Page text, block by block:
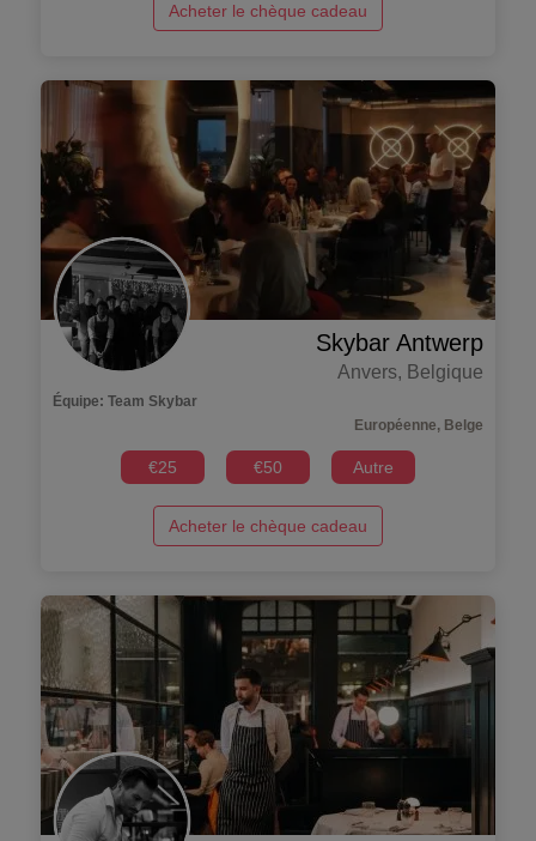
Acheter le chèque cadeau
Skybar Antwerp
Anvers, Belgique
Équipe: Team Skybar
Européenne, Belge
€25 €50 Autre
Acheter le chèque cadeau